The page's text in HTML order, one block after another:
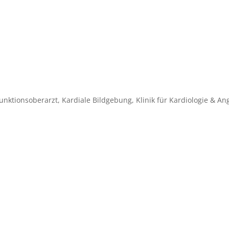
Kardiale Bildgebung, Klinik für Kardiologie &